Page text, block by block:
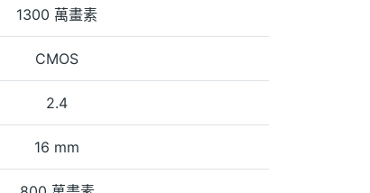
1300 萬畫素
CMOS
2.4
16 mm